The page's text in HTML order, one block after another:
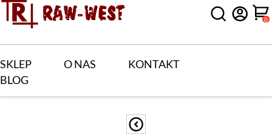
0
SKLEP O NAS
KONTAKT
BLOG